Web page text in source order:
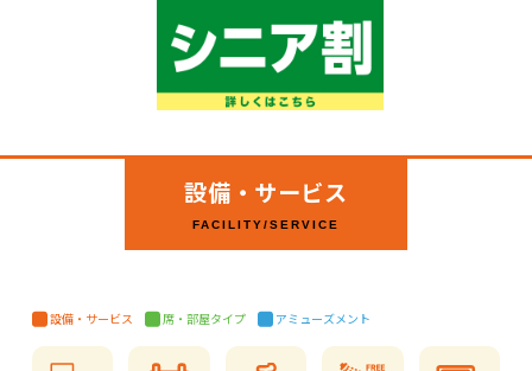
設備・サービス
FACILITY/SERVICE
設備・サービス 席・部屋タイプ アミューズメント